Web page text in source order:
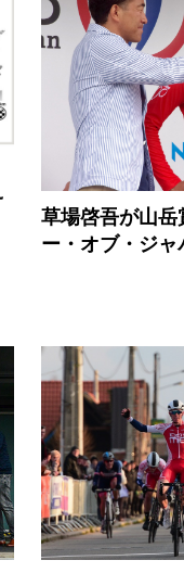
草場啓吾が山
ー・オブ・ジ